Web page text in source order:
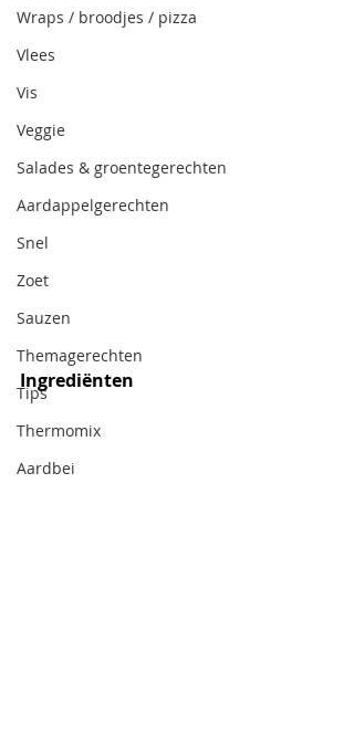
Wraps / broodjes / pizza
Vlees
Vis
Veggie
Salades & groentegerechten
Aardappelgerechten
Snel
Zoet
Sauzen
Themagerechten
Tips
Thermomix
Aardbei
Ingrediënten